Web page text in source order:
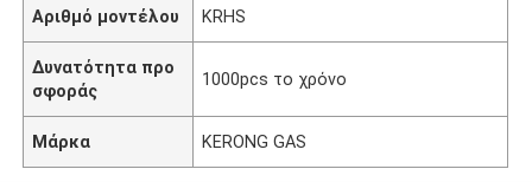
Αριθμό μοντέλου KRHS
Δυνατότητα προ
σφοράς
1000pcs το χρόνο
Μάρκα KERONG GAS